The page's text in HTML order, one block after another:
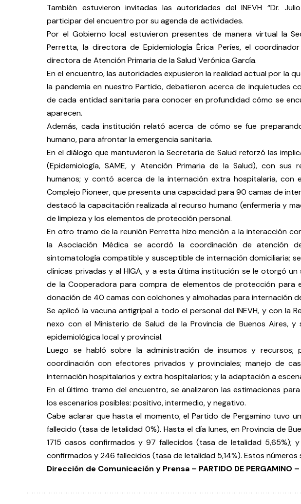
También estuvieron invitadas las autoridades del INEVH “Dr.
participar del encuentro por su agenda de actividades.
Por el Gobierno local estuvieron presentes de manera virtual la
Perretta, la directora de Epidemiología Érica Períes, el
directora de Atención Primaria de la Salud Verónica García.
En el encuentro, las autoridades expusieron la realidad actual por la
la pandemia en nuestro Partido, debatieron acerca de inquietudes
de cada entidad sanitaria para conocer en profundidad cómo se
aparecen.
Además, cada institución relató acerca de cómo se fue
humano, para afrontar la emergencia sanitaria.
En el diálogo que mantuvieron la Secretaría de Salud reforzó las
(Epidemiología, SAME, y Atención Primaria de la Salud), con sus
humanos; y contó acerca de la internación extra hospitalaria, con
Complejo Pioneer, que presenta una capacidad para 90 camas de
destacó la capacitación realizada al recurso humano (enfermería y
de limpieza y los elementos de protección personal.
En otro tramo de la reunión Perretta hizo mención a la interacción
la Asociación Médica se acordó la coordinación de atención
sintomatología compatible y susceptible de internación domiciliaria;
clínicas privadas y al HIGA, y a esta última institución se le otorgó
de la Cooperadora para compra de elementos de protección para
donación de 40 camas con colchones y almohadas para internación
Se aplicó la vacuna antigripal a todo el personal del INEVH, y con la
nexo con el Ministerio de Salud de la Provincia de Buenos Aires,
epidemiológica local y provincial.
Luego se habló sobre la administración de insumos y recursos;
coordinación con efectores privados y provinciales; manejo de
internación hospitalarios y extra hospitalarios; y la adaptación a
En el último tramo del encuentro, se analizaron las estimaciones
los escenarios posibles: positivo, intermedio, y negativo.
Cabe aclarar que hasta el momento, el Partido de Pergamino tuvo
fallecido (tasa de letalidad 0%). Hasta el día lunes, en Provincia de
1715 casos confirmados y 97 fallecidos (tasa de letalidad 5,65%);
confirmados y 246 fallecidos (tasa de letalidad 5,14%). Estos números
Dirección de Comunicación y Prensa – PARTIDO DE PERGAMINO –